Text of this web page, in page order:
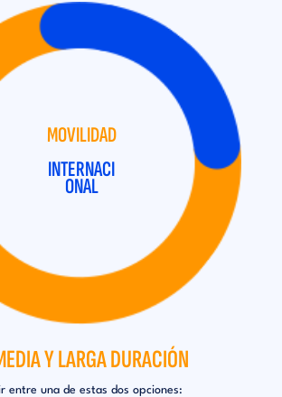
MOVILIDAD
INTERNACI
ONAL
Y LARGA DURACIÓN
entre una de estas dos opciones: